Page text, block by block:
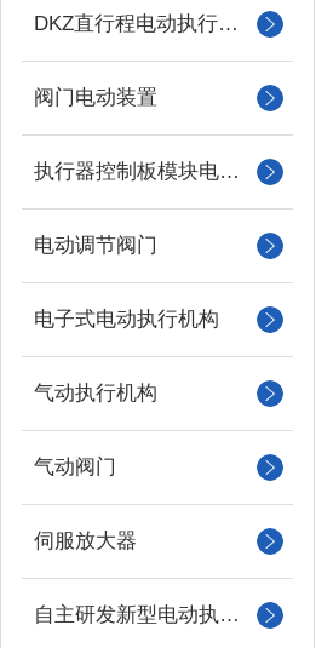
DKZ直行程电动执行机构
阀门电动装置
执行器控制板模块电机配件
电动调节阀门
电子式电动执行机构
气动执行机构
气动阀门
伺服放大器
自主研发新型电动执行机构